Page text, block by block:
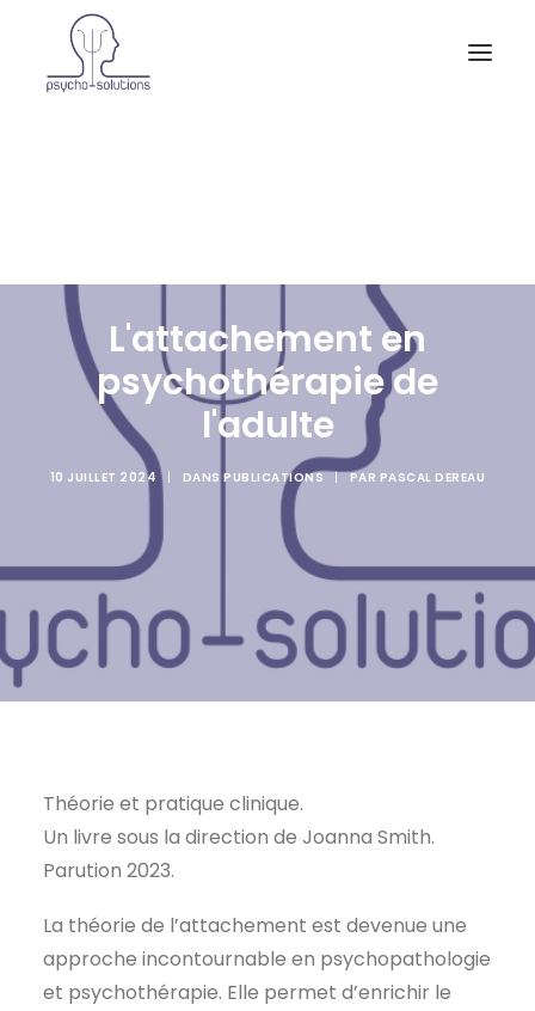
L'attachement en
psychothérapie de
l'adulte
10 JUILLET 2024 | DANSPUBLICATIONS | PAR PASCAL DEREAU
Théorie et pratique clinique.
Un livre sous la direction de Joanna Smith.
Parution 2023.
La théorie de l’attachement est devenue une
approche incontournable en psychopathologie
et psychothérapie. Elle permet d’enrichir le